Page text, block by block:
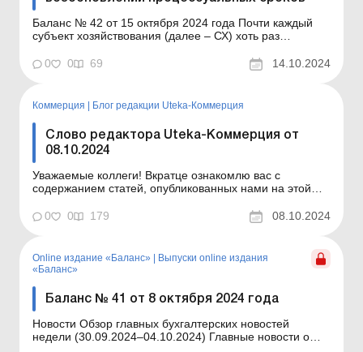
Баланс № 42 от 15 октября 2024 года Почти каждый
субъект хозяйствования (далее – СХ) хоть раз
важно соблюдать установленные законом
процессуальные сроки. Пропуск таких сроков может
оставление иск...
0 0 69 14.10.2024
Коммерция Блог редакции Uteka-Коммерция
Слово редактора Uteka-Коммерция от
08.10.2024
Уважаемые коллеги! Вкратце ознакомлю вас с
содержанием статей, опубликованных нами на этой
налоговой накладной по новой форме. О том, какие
изменения были внесены в форму налоговой
также в Поряд...
0 0 179 08.10.2024
Online издание «Баланс»
Выпуски online издания
«Баланс»
Баланс № 41 от 8 октября 2024 года
Новости Обзор главных бухгалтерских новостей
недели (30.09.2024–04.10.2024) Главные новости о